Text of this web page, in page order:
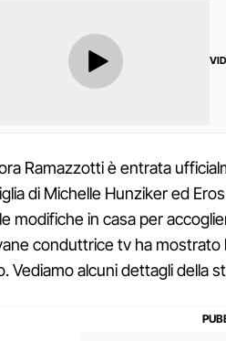
Ramazzotti è entrata
di Michelle Hunziker ed
modifiche in casa per
conduttrice tv ha mostrato
Vediamo alcuni dettagli della